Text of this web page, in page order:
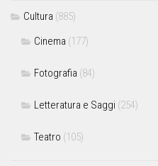
Cultura (885)
Cinema (177)
Fotografia (84)
Letteratura e Saggi (254)
Teatro (105)